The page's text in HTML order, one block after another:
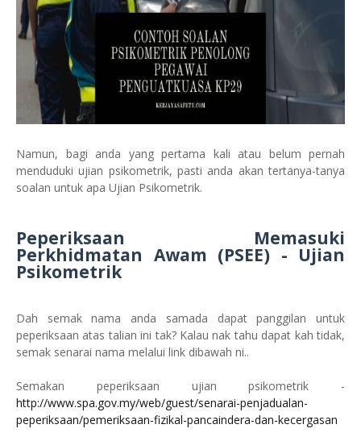
Namun, bagi anda yang pertama kali atau belum pernah
menduduki ujian psikometrik, pasti anda akan tertanya-tanya
soalan untuk apa Ujian Psikometrik.
Peperiksaan Memasuki
Perkhidmatan Awam (PSEE) - Ujian
Psikometrik
Dah semak nama anda samada dapat panggilan untuk
peperiksaan atas talian ini tak? Kalau nak tahu dapat kah tidak,
semak senarai nama melalui link dibawah ni..
Semakan peperiksaan ujian psikometrik -
http://www.spa.gov.my/web/guest/senarai-penjadualan-
peperiksaan/pemeriksaan-fizikal-pancaindera-dan-kecergasan